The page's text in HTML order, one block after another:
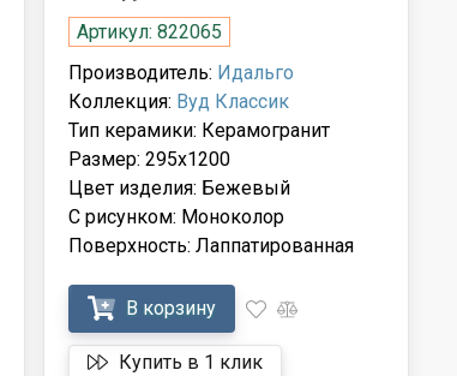
Артикул: 822065
Производитель: Идальго
Коллекция: Вуд Классик
Тип керамики: Керамогранит
Размер: 295x1200
Цвет изделия: Бежевый
С рисунком: Моноколор
Поверхность: Лаппатированная
В корзину
Купить в 1 клик